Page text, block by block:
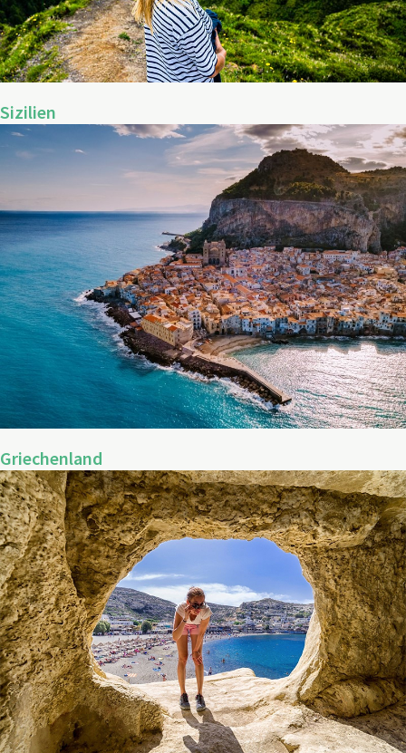
Sizilien
Griechenland